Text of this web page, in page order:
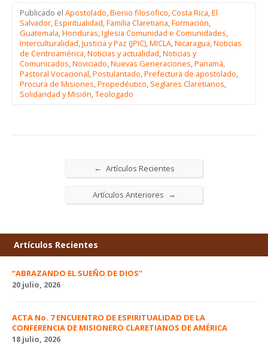
Publicado el Apostolado,Bienio filosofico,Costa Rica,El
Salvador,Espiritualidad,Familia Claretiana,Formación,
Guatemala,Honduras,Iglesia Comunidad e Comunidades,
Interculturalidad,Justicia y Paz (JPIC),MICLA,Nicaragua,Noticias
de Centroamérica,Noticias y actualidad,Noticias y
Comunicados,Noviciado,Nuevas Generaciones,Panamá,
Pastoral Vocacional,Postulantado,Prefectura de apostolado,
Procura de Misiones,Propedéutico, Seglares Claretianos,
Solidaridad y Misión,Teologado
← Artículos Recientes
Artículos Anteriores →
Artículos Recientes
“ABRAZANDO EL SUEÑO DE DIOS”
20 julio, 2026
ACTA No. 7 ENCUENTRO DE ESPIRITUALIDAD DE LA
CONFERENCIA DE MISIONERO CLARETIANOS DE AMÉRICA
18 julio, 2026